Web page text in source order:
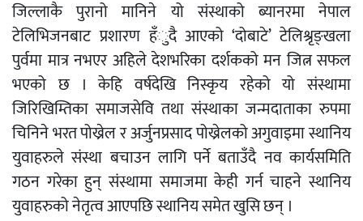
जिल्लाकै पुरानो मानिने यो संस्थाको ब्यानरमा नेपाल
टेलिभिजनबाट प्रशारण हँुदै आएको ‘दोबाटे’ टेलिश्रृङ्खला
पुर्वमा मात्र नभएर अहिले देशभरिका दर्शकको मन जित्न सफल
भएको छ । केहि वर्षदेखि निस्कृय रहेको यो संस्थामा
जिरिखिम्तिका समाजसेवि तथा संस्थाका जन्मदाताका रुपमा
चिनिने भरत पोख्रेल र अर्जुनप्रसाद पोख्रेलको अगुवाइमा स्थानिय
युवाहरुले संस्था बचाउन लागि पर्ने बताउँदै नव कार्यसमिति
गठन गरेका हुन् संस्थामा समाजमा केही गर्न चाहने स्थानिय
युवाहरुको नेतृत्व आएपछि स्थानिय समेत खुसि छन् ।